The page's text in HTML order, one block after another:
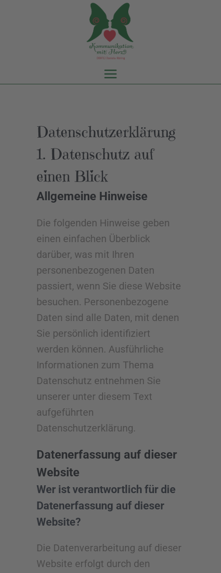
Datenschutz­erklärung
1. Datenschutz auf
einen Blick
Allgemeine Hinweise
Die folgenden Hinweise geben
einen einfachen Überblick
darüber, was mit Ihren
personenbezogenen Daten
passiert, wenn Sie diese Website
besuchen. Personenbezogene
Daten sind alle Daten, mit denen
Sie persönlich identifiziert
werden können. Ausführliche
Informationen zum Thema
Datenschutz entnehmen Sie
unserer unter diesem Text
aufgeführten
Datenschutzerklärung.
Datenerfassung auf dieser
Website
Wer ist verantwortlich für die
Datenerfassung auf dieser
Website?
Die Datenverarbeitung auf dieser
Website erfolgt durch den